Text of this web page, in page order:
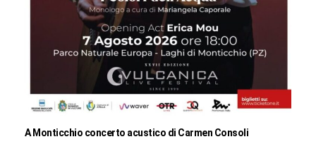
A Monticchio concerto acustico di Carmen Consoli